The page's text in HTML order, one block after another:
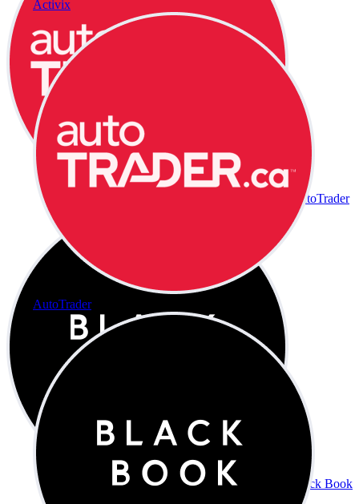
Activix
AutoTrader
AutoTrader
Black Book